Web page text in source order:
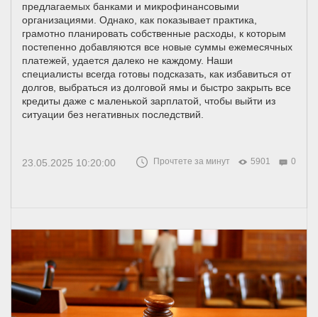
предлагаемых банками и микрофинансовыми
организациями. Однако, как показывает практика,
грамотно планировать собственные расходы, к которым
постепенно добавляются все новые суммы ежемесячных
платежей, удается далеко не каждому. Наши
специалисты всегда готовы подсказать, как избавиться от
долгов, выбраться из долговой ямы и быстро закрыть все
кредиты даже с маленькой зарплатой, чтобы выйти из
ситуации без негативных последствий.
23.05.2025 10:20:00 Прочтете за минут 5901 0